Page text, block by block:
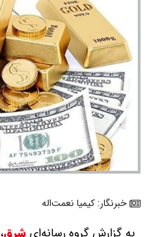
+
خبرنگار: کیمیا نعمت‌اله
به گزارش گروه رسانه‌ایشرق،